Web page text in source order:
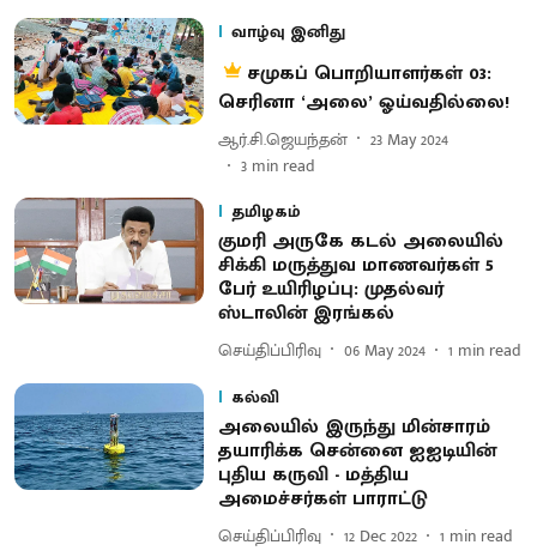
வாழ்வு இனிது
சமுகப் பொறியாளர்கள் 03:
செரினா ‘அலை’ ஓய்வதில்லை!
ஆர்.சி.ஜெயந்தன்
23 May 2024
3 min read
தமிழகம்
குமரி அருகே கடல் அலையில்
சிக்கி மருத்துவ மாணவர்கள் 5
பேர் உயிரிழப்பு: முதல்வர்
ஸ்டாலின் இரங்கல்
செய்திப்பிரிவு 06 May 2024 1 min read
கல்வி
அலையில் இருந்து மின்சாரம்
தயாரிக்க சென்னை ஐஐடியின்
புதிய கருவி - மத்திய
அமைச்சர்கள் பாராட்டு
செய்திப்பிரிவு 12 Dec 2022 1 min read